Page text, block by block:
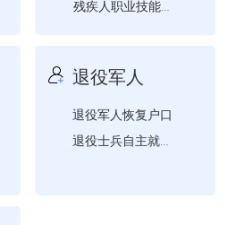
残疾人职业技能培训需求登...
退役军人
退役军人恢复户口
退役士兵自主就业一次性经...